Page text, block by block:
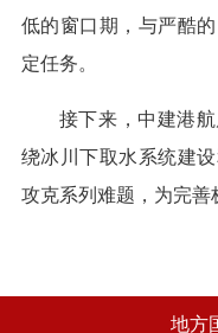
低的窗口期，与严酷
定任务。
接下来，中建港
绕冰川下取水系统建
攻克系列难题，为完善
地方